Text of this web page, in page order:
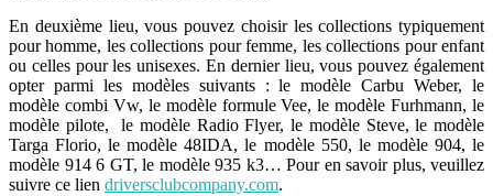
En deuxième lieu, vous pouvez choisir les collections typiquement
pour homme, les collections pour femme, les collections pour enfant
ou celles pour les unisexes. En dernier lieu, vous pouvez également
opter parmi les modèles suivants : le modèle Carbu Weber, le
modèle combi Vw, le modèle formule Vee, le modèle Furhmann, le
modèle pilote, le modèle Radio Flyer, le modèle Steve, le modèle
Targa Florio, le modèle 48IDA, le modèle 550, le modèle 904, le
modèle 914 6 GT, le modèle 935 k3… Pour en savoir plus, veuillez
suivre ce lien driversclubcompany.com.